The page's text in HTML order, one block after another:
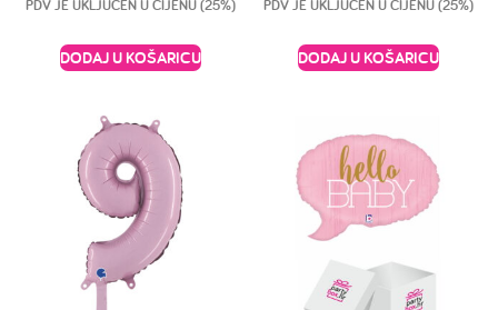
PDV JE UKLJUČEN U CIJENU (25%)
DODAJ U KOŠARICU
PDV JE UKLJUČEN U CIJENU (25%)
DODAJ U KOŠARICU